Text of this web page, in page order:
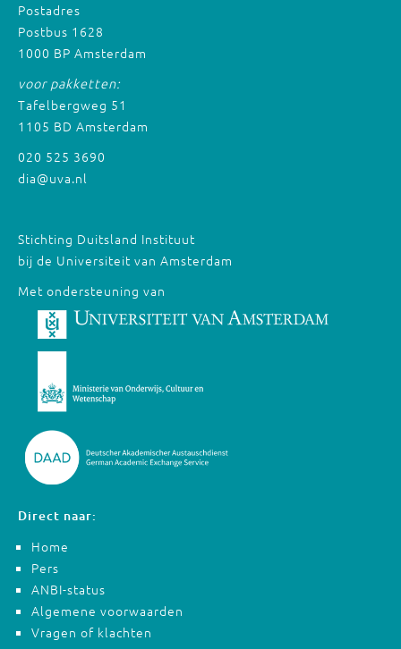
Postadres
Postbus 1628
1000 BP Amsterdam
voor pakketten:
Tafelbergweg 51
1105 BD Amsterdam
020 525 3690
dia@uva.nl
Stichting Duitsland Instituut
bij de Universiteit van Amsterdam
Met ondersteuning van
Direct naar:
Home
Pers
ANBI-status
Algemene voorwaarden
Vragen of klachten